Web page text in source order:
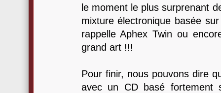
le moment le plus surprenant
mixture électronique basée
rappelle Aphex Twin ou
grand art !!!
Pour finir, nous pouvons dire
avec un CD basé fortement